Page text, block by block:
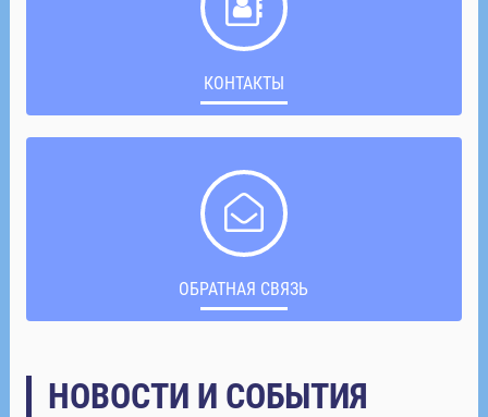
КОНТАКТЫ
ОБРАТНАЯ СВЯЗЬ
НОВОСТИ И СОБЫТИЯ